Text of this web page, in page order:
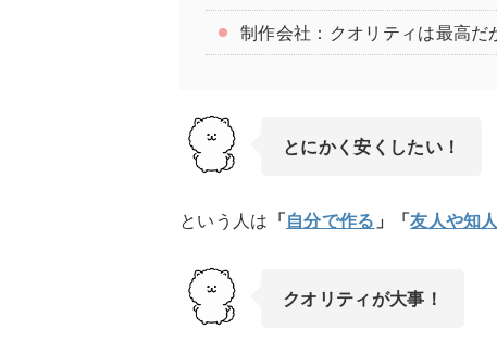
制作会社：クオリティは最高だ
とにかく安くしたい！
という人は 「自分で作る 」「友人や知
クオリティが大事！